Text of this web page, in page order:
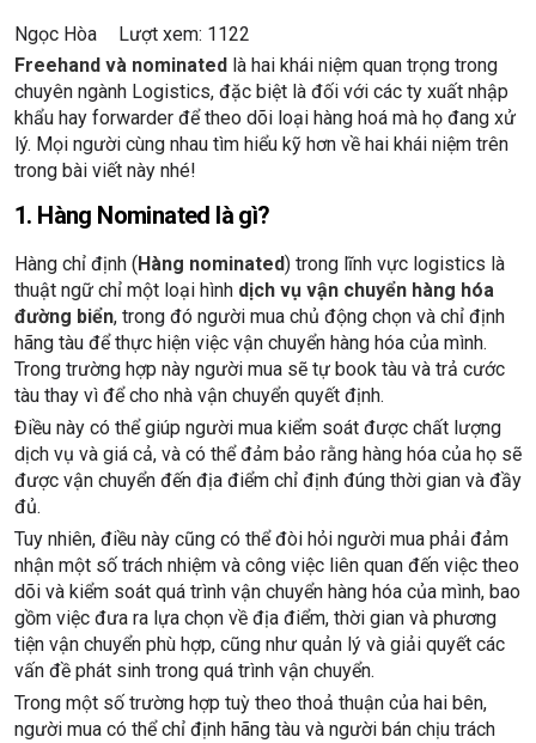
Ngọc Hòa
Lượt xem: 1122
Freehand và nominated là hai khái niệm quan trọng trong
chuyên ngành Logistics, đặc biệt là đối với các ty xuất nhập
khẩu hay forwarder để theo dõi loại hàng hoá mà họ đang xử
lý. Mọi người cùng nhau tìm hiểu kỹ hơn về hai khái niệm trên
trong bài viết này nhé!
1. Hàng Nominated là gì?
Hàng chỉ định (Hàng nominated) trong lĩnh vực logistics là
thuật ngữ chỉ một loại hình dịch vụ vận chuyển hàng hóa
đường biển, trong đó người mua chủ động chọn và chỉ định
hãng tàu để thực hiện việc vận chuyển hàng hóa của mình.
Trong trường hợp này người mua sẽ tự book tàu và trả cước
tàu thay vì để cho nhà vận chuyển quyết định.
Điều này có thể giúp người mua kiểm soát được chất lượng
dịch vụ và giá cả, và có thể đảm bảo rằng hàng hóa của họ sẽ
được vận chuyển đến địa điểm chỉ định đúng thời gian và đầy
đủ.
Tuy nhiên, điều này cũng có thể đòi hỏi người mua phải đảm
nhận một số trách nhiệm và công việc liên quan đến việc theo
dõi và kiểm soát quá trình vận chuyển hàng hóa của mình, bao
gồm việc đưa ra lựa chọn về địa điểm, thời gian và phương
tiện vận chuyển phù hợp, cũng như quản lý và giải quyết các
vấn đề phát sinh trong quá trình vận chuyển.
Trong một số trường hợp tuỳ theo thoả thuận của hai bên,
người mua có thể chỉ định hãng tàu và người bán chịu trách